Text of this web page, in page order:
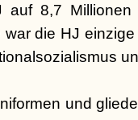
8,7 Millionen
die HJ
und